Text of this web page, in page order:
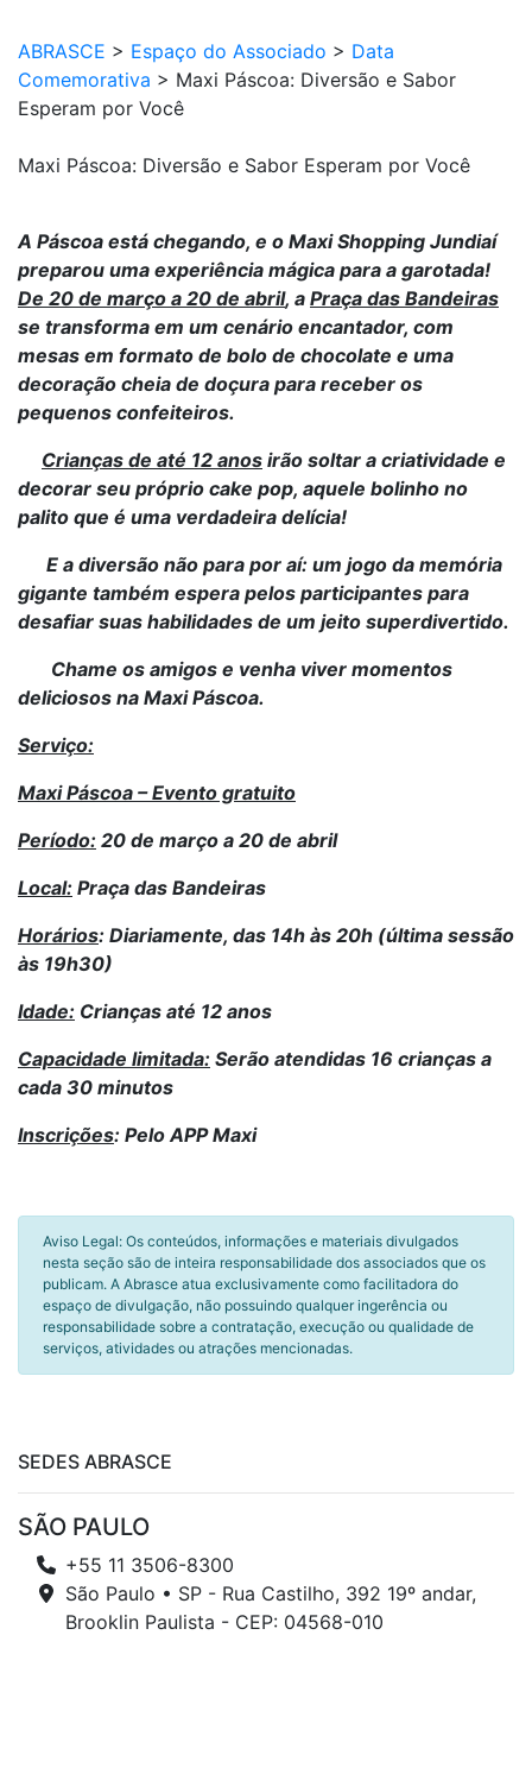
ABRASCE > Espaço do Associado > Data
Comemorativa > Maxi Páscoa: Diversão e Sabor
Esperam por Você
Maxi Páscoa: Diversão e Sabor Esperam por Você
A Páscoa está chegando, e o Maxi Shopping Jundiaí
preparou uma experiência mágica para a garotada!
De 20 de março a 20 de abril, a Praça das Bandeiras
se transforma em um cenário encantador, com
mesas em formato de bolo de chocolate e uma
decoração cheia de doçura para receber os
pequenos confeiteiros.
Crianças de até 12 anos irão soltar a criatividade e
decorar seu próprio cake pop, aquele bolinho no
palito que é uma verdadeira delícia!
E a diversão não para por aí: um jogo da memória
gigante também espera pelos participantes para
desafiar suas habilidades de um jeito superdivertido.
Chame os amigos e venha viver momentos
deliciosos na Maxi Páscoa.
Serviço:
Maxi Páscoa – Evento gratuito
Período: 20 de março a 20 de abril
Local: Praça das Bandeiras
Horários: Diariamente, das 14h às 20h (última sessão
às 19h30)
Idade: Crianças até 12 anos
Capacidade limitada: Serão atendidas 16 crianças a
cada 30 minutos
Inscrições: Pelo APP Maxi
Aviso Legal: Os conteúdos, informações e materiais divulgados
nesta seção são de inteira responsabilidade dos associados que os
publicam. A Abrasce atua exclusivamente como facilitadora do
espaço de divulgação, não possuindo qualquer ingerência ou
responsabilidade sobre a contratação, execução ou qualidade de
serviços, atividades ou atrações mencionadas.
SEDES ABRASCE
SÃO PAULO
+55 11 3506-8300
São Paulo • SP - Rua Castilho, 392 19º andar,
Brooklin Paulista - CEP: 04568-010